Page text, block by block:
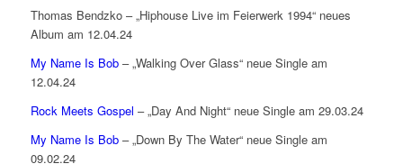
Thomas Bendzko – „Hiphouse Live im Feierwerk 1994“ neues
Album am 12.04.24
My Name Is Bob– „Walking Over Glass“ neue Single am
12.04.24
Rock Meets Gospel – „Day And Night“ neue Single am 29.03.24
My Name Is Bob– „Down By The Water“ neue Single am
09.02.24